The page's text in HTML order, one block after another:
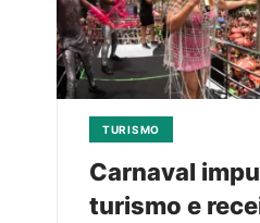
TURISMO
Carnaval
turismo e